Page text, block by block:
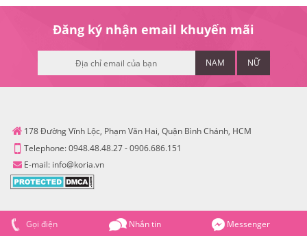
Gọi điện Nhắn tin Messenger
Đăng ký nhận email khuyến mãi
NAM NỮ
178 Đường Vĩnh Lộc, Phạm Văn Hai, Quận Bình Chánh, HCM
Telephone:0948.48.48.27-0906.686.151
E-mail: info@koria.vn